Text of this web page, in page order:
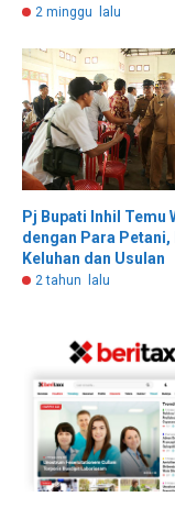
2 minggu lalu
Pj Bupati Inhil Temu
dengan Para Petani,
Keluhan dan Usulan
2 tahun lalu